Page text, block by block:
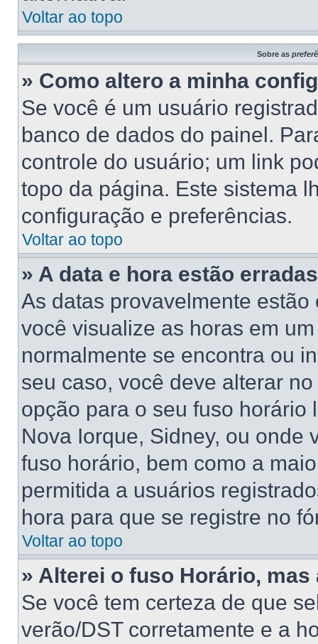
Voltar ao topo
Sobre as
» Como altero a minha
Se você é um usuário
banco de dados do painel.
controle do usuário; um link
topo da página. Este sistema
configuração e preferências.
Voltar ao topo
» A data e hora estão
As datas provavelmente
você visualize as horas em
normalmente se encontra ou
seu caso, você deve alterar
opção para o seu fuso horário
Nova Iorque, Sidney, ou onde
fuso horário, bem como a
permitida a usuários
hora para que se registre no
Voltar ao topo
» Alterei o fuso Horário,
Se você tem certeza de que
verão/DST corretamente e a